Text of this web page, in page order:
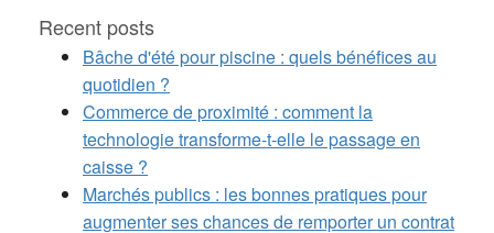
Recent posts
Bâche d'été pour piscine : quels bénéfices au
quotidien ?
Commerce de proximité : comment la
technologie transforme-t-elle le passage en
caisse ?
Marchés publics : les bonnes pratiques pour
augmenter ses chances de remporter un contrat